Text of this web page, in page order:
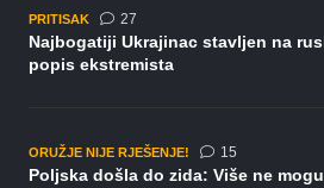
PRITISAK 27komentara
Najbogatiji Ukrajinac stavljen na
popis ekstremista
ORUŽJE NIJE RJEŠENJE! 15komentara
Poljska došla do zida: Više ne